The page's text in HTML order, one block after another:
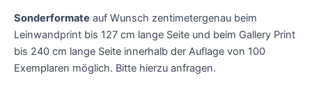
Sonderformate auf Wunsch zentimetergenau beim
Leinwandprint bis 127 cm lange Seite und beim Gallery Print
bis 240 cm lange Seite innerhalb der Auflage von 100
Exemplaren möglich. Bitte hierzu anfragen.